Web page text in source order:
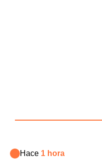
Hace 1 hora